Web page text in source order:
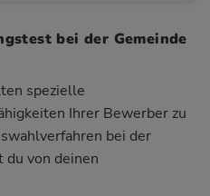
bei der Gemeinde
spezielle
Ihrer Bewerber zu
bei der
du von deinen